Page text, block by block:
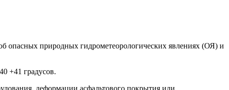
природных гидрометеорологических явлениях (ОЯ) и
+41 градусов.
деформации асфальтового покрытия или